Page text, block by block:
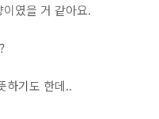
였을 거 같아요.
하기도 한데..